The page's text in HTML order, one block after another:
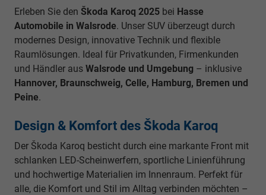
Erleben Sie den Škoda Karoq 2025 bei Hasse
Automobile in Walsrode. Unser SUV überzeugt durch
modernes Design, innovative Technik und flexible
Raumlösungen. Ideal für Privatkunden, Firmenkunden
und Händler aus Walsrode und Umgebung – inklusive
Hannover, Braunschweig, Celle, Hamburg, Bremen und
Peine.
Design & Komfort des Škoda Karoq
Der Škoda Karoq besticht durch eine markante Front mit
schlanken LED-Scheinwerfern, sportliche Linienführung
und hochwertige Materialien im Innenraum. Perfekt für
alle, die Komfort und Stil im Alltag verbinden möchten –